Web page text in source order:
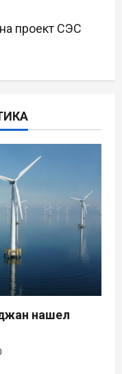
проект СЭС
нашел